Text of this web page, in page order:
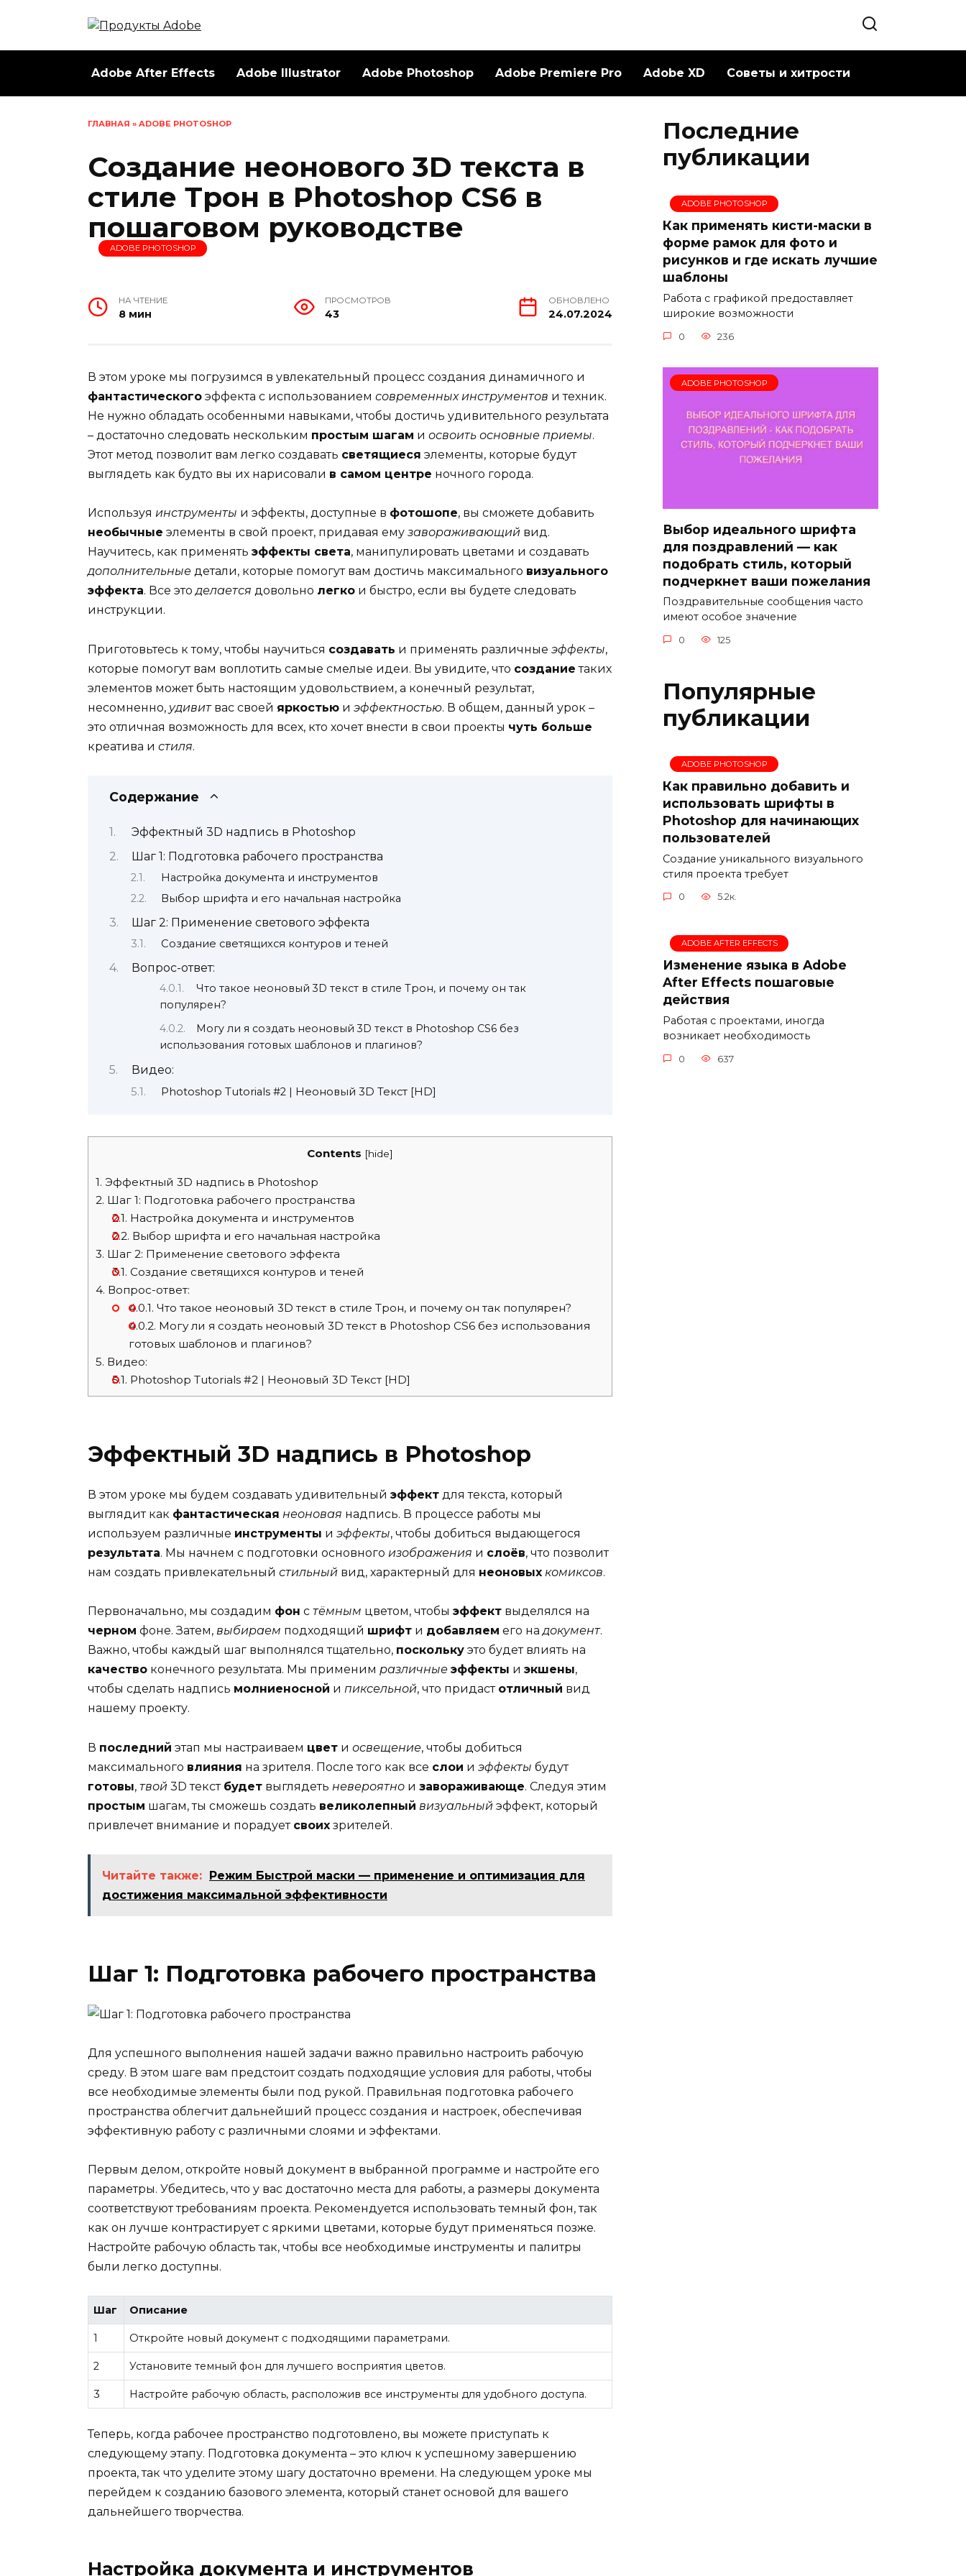
Adobe After Effects Adobe Illustrator Adobe Photoshop Adobe Premiere Pro Adobe XD Советы и хитрости
ГЛАВНАЯ » ADOBE PHOTOSHOP
Создание неонового 3D текста в
стиле Трон в Photoshop CS6 в
пошаговом руководстве
ADOBE PHOTOSHOP
НА ЧТЕНИЕ
8 мин
ПРОСМОТРОВ
43
ОБНОВЛЕНО
24.07.2024
В этом уроке мы погрузимся в увлекательный процесс создания динамичного и
фантастического эффекта с использованием современных инструментов и техник.
Не нужно обладать особенными навыками, чтобы достичь удивительного результата
– достаточно следовать нескольким простым шагам и освоить основные приемы.
Этот метод позволит вам легко создавать светящиеся элементы, которые будут
выглядеть как будто вы их нарисовали в самом центре ночного города.
Используя инструменты и эффекты, доступные в фотошопе, вы сможете добавить
необычные элементы в свой проект, придавая ему завораживающий вид.
Научитесь, как применять эффекты света, манипулировать цветами и создавать
дополнительные детали, которые помогут вам достичь максимального визуального
эффекта. Все этоделается довольно легко и быстро, если вы будете следовать
инструкции.
Приготовьтесь к тому, чтобы научиться создавать и применять различные эффекты,
которые помогут вам воплотить самые смелые идеи. Вы увидите, что создание таких
элементов может быть настоящим удовольствием, а конечный результат,
несомненно, удивитвас своей яркостью и эффектностью. В общем, данный урок –
это отличная возможность для всех, кто хочет внести в свои проекты чуть больше
креатива и стиля.
Содержание
Эффектный 3D надпись в Photoshop
Шаг 1: Подготовка рабочего пространства
Настройка документа и инструментов
Выбор шрифта и его начальная настройка
Шаг 2: Применение светового эффекта
Создание светящихся контуров и теней
Вопрос-ответ:
Что такое неоновый 3D текст в стиле Трон, и почему он так
популярен?
Могу ли я создать неоновый 3D текст в Photoshop CS6 без
использования готовых шаблонов и плагинов?
Видео:
Photoshop Tutorials #2 | Неоновый 3D Текст [HD]
Contents [hide]
1. Эффектный 3D надпись в Photoshop
2. Шаг 1: Подготовка рабочего пространства
2.1. Настройка документа и инструментов
2.2. Выбор шрифта и его начальная настройка
3. Шаг 2: Применение светового эффекта
3.1. Создание светящихся контуров и теней
4. Вопрос-ответ:
4.0.1. Что такое неоновый 3D текст в стиле Трон, и почему он так популярен?
4.0.2. Могу ли я создать неоновый 3D текст в Photoshop CS6 без использования
готовых шаблонов и плагинов?
5. Видео:
5.1. Photoshop Tutorials #2 | Неоновый 3D Текст [HD]
Эффектный 3D надпись в Photoshop
В этом уроке мы будем создавать удивительный эффект для текста, который
выглядит как фантастическая неоновая надпись. В процессе работы мы
используем различные инструменты и эффекты, чтобы добиться выдающегося
результата. Мы начнем с подготовки основного изображения и слоёв, что позволит
нам создать привлекательный стильный вид, характерный для неоновых комиксов.
Первоначально, мы создадим фон с тёмным цветом, чтобы эффект выделялся на
черном фоне. Затем, выбираем подходящий шрифт и добавляем его надокумент.
Важно, чтобы каждый шаг выполнялся тщательно, поскольку это будет влиять на
качество конечного результата. Мы применим различные эффекты и экшены,
чтобы сделать надпись молниеносной и пиксельной, что придаст отличный вид
нашему проекту.
В последний этап мы настраиваем цвет и освещение, чтобы добиться
максимального влияния на зрителя. После того как все слои и эффекты будут
готовы, твой 3D текст будет выглядеть невероятно и завораживающе. Следуя этим
простым шагам, ты сможешь создать великолепный визуальный эффект, который
привлечет внимание и порадует своих зрителей.
Читайте также: Режим Быстрой маски — применение и оптимизация для
достижения максимальной эффективности
Шаг 1: Подготовка рабочего пространства
Для успешного выполнения нашей задачи важно правильно настроить рабочую
среду. В этом шаге вам предстоит создать подходящие условия для работы, чтобы
все необходимые элементы были под рукой. Правильная подготовка рабочего
пространства облегчит дальнейший процесс создания и настроек, обеспечивая
эффективную работу с различными слоями и эффектами.
Первым делом, откройте новый документ в выбранной программе и настройте его
параметры. Убедитесь, что у вас достаточно места для работы, а размеры документа
соответствуют требованиям проекта. Рекомендуется использовать темный фон, так
как он лучше контрастирует с яркими цветами, которые будут применяться позже.
Настройте рабочую область так, чтобы все необходимые инструменты и палитры
были легко доступны.
Шаг Описание
1 Откройте новый документ с подходящими параметрами.
2 Установите темный фон для лучшего восприятия цветов.
3 Настройте рабочую область, расположив все инструменты для удобного доступа.
Теперь, когда рабочее пространство подготовлено, вы можете приступать к
следующему этапу. Подготовка документа – это ключ к успешному завершению
проекта, так что уделите этому шагу достаточно времени. На следующем уроке мы
перейдем к созданию базового элемента, который станет основой для вашего
дальнейшего творчества.
Настройка документа и инструментов
Последние
публикации
ADOBE PHOTOSHOP
Как применять кисти-маски в
форме рамок для фото и
рисунков и где искать лучшие
шаблоны
Работа с графикой предоставляет
широкие возможности
0 236
ADOBE PHOTOSHOP
Выбор идеального шрифта
для поздравлений — как
подобрать стиль, который
подчеркнет ваши пожелания
Поздравительные сообщения часто
имеют особое значение
0 125
Популярные
публикации
ADOBE PHOTOSHOP
Как правильно добавить и
использовать шрифты в
Photoshop для начинающих
пользователей
Создание уникального визуального
стиля проекта требует
0 5.2к.
ADOBE AFTER EFFECTS
Изменение языка в Adobe
After Effects пошаговые
действия
Работая с проектами, иногда
возникает необходимость
0 637